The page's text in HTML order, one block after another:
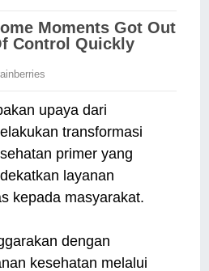
upaya dari
transformasi
primer yang
layanan
kepada masyarakat.
dengan
kesehatan melalui